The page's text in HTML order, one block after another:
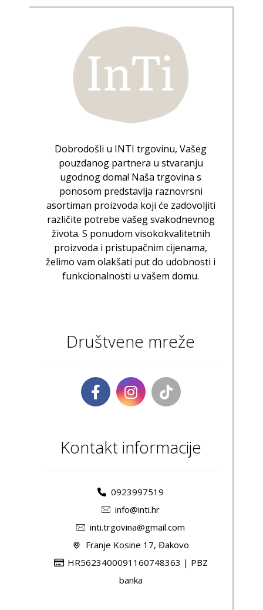
Dobrodošli u INTI trgovinu, Vašeg
pouzdanog partnera u stvaranju
ugodnog doma! Naša trgovina s
ponosom predstavlja raznovrsni
asortiman proizvoda koji će zadovoljiti
različite potrebe vašeg svakodnevnog
života. S ponudom visokokvalitetnih
proizvoda i pristupačnim cijenama,
želimo vam olakšati put do udobnosti i
funkcionalnosti u vašem domu.
Društvene mreže
Kontakt informacije
0923997519
info@inti.hr
inti.trgovina@gmail.com
Franje Kosine 17, Đakovo
HR5623400091160748363 | PBZ
banka